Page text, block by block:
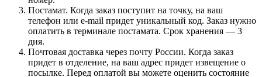
Постамат. Когда заказ поступит на точку, на ваш
телефон или e-mail придет уникальный код. Заказ нужно
оплатить в терминале постамата. Срок хранения — 3
дня.
Почтовая доставка через почту России. Когда заказ
придет в отделение, на ваш адрес придет извещение о
посылке. Перед оплатой вы можете оценить состояние